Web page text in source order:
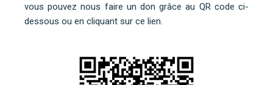
vous pouvez nous faire un don grâce au QR code ci-
dessous ou en cliquant sur ce lien.